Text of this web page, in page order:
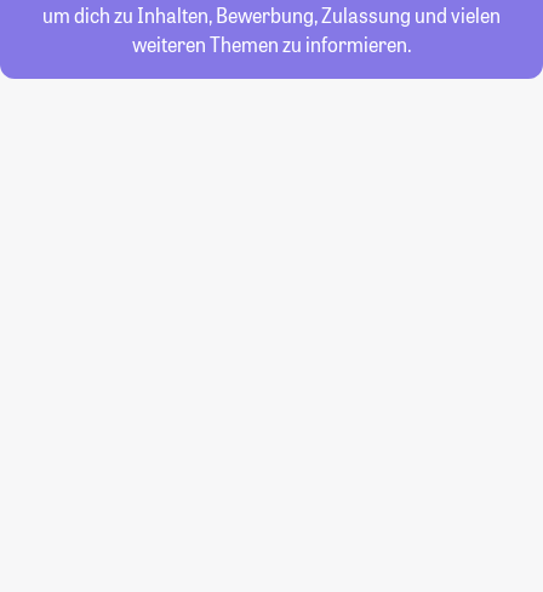
um dich zu Inhalten, Bewerbung, Zulassung und vielen
weiteren Themen zu informieren.